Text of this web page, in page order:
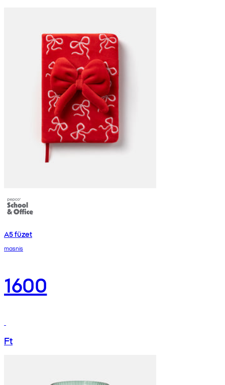
A5 füzet
masnis
1600
Ft